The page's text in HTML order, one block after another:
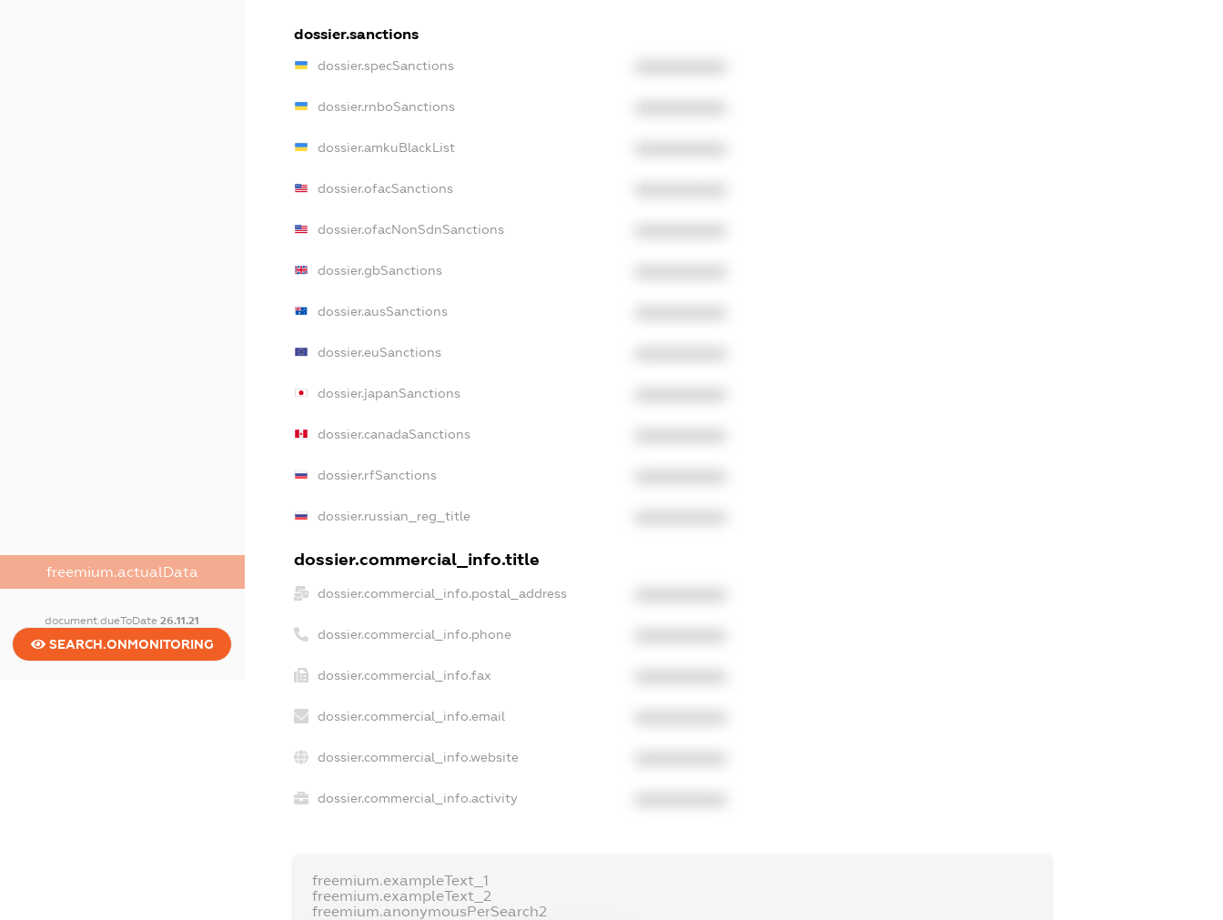
freemium.actualData
document.dueToDate26.11.21
SEARCH.ONMONITORING
dossier.sanctions
dossier.specSanctions
dossier.rnboSanctions
dossier.amkuBlackList
dossier.ofacSanctions
dossier.ofacNonSdnSanctions
dossier.gbSanctions
dossier.ausSanctions
dossier.euSanctions
dossier.japanSanctions
dossier.canadaSanctions
dossier.rfSanctions
dossier.russian_reg_title
dossier.commercial_info.title
dossier.commercial_info.postal_address
dossier.commercial_info.phone
dossier.commercial_info.fax
dossier.commercial_info.email
dossier.commercial_info.website
dossier.commercial_info.activity
freemium.exampleText_1
freemium.exampleText_2
freemium.anonymousPerSearch2